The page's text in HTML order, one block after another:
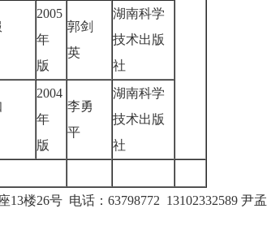
2005
年
版
郭剑
英
湖南科学
技术出版
社
2004
年
版
李勇
平
湖南科学
技术出版
社
楼26号 电话：63798772 13102332589 尹孟